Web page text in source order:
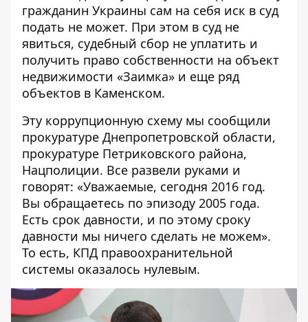
гражданин Украины сам на себя иск в суд
подать не может. При этом в суд не
явиться, судебный сбор не уплатить и
получить право собственности на объект
недвижимости «Заимка» и еще ряд
объектов в Каменском.
Эту коррупционную схему мы сообщили
прокуратуре Днепропетровской области,
прокуратуре Петриковского района,
Нацполиции. Все развели руками и
говорят: «Уважаемые, сегодня 2016 год.
Вы обращаетесь по эпизоду 2005 года.
Есть срок давности, и по этому сроку
давности мы ничего сделать не можем».
То есть, КПД правоохранительной
системы оказалось нулевым.